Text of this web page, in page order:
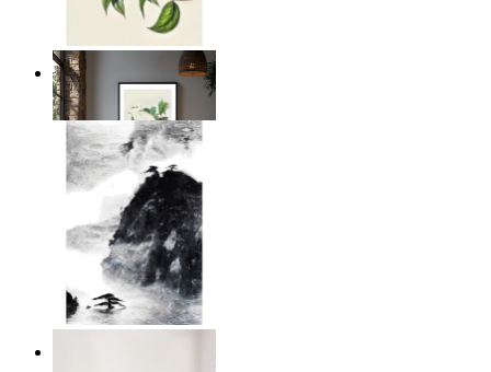
Illustrerad fågel på gren
Från
149 kr